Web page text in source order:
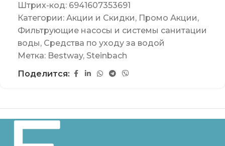
Штрих-код: 6941607353691
Категории: Акции и Скидки, Промо Акции,
Фильтрующие насосы и системы санитации
воды, Средства по уходу за водой
Метка: Bestway, Steinbach
Поделится: